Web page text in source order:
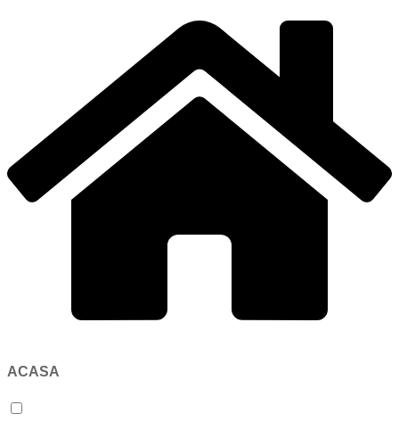
ACASA